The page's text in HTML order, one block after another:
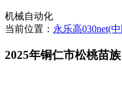
机械自动化
当前位置： 永乐高030net(
2025年铜仁市松桃苗